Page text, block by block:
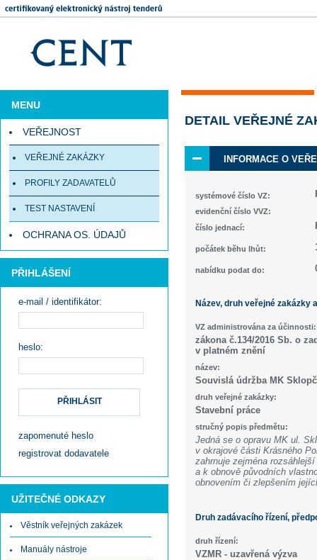
MENU
VEŘEJNOST
VEŘEJNÉ ZAKÁZKY
PROFILY ZADAVATELŮ
TEST NASTAVENÍ
OCHRANA OS. ÚDAJŮ
PŘIHLÁŠENÍ
e-mail / identifikátor:
heslo:
PŘIHLÁSIT
zapomenuté heslo
registrovat dodavatele
UŽITEČNÉ ODKAZY
Věstník veřejných zakázek
Manuály nástroje
DETAIL VEŘEJNÉ
INFORMACE O
systémové číslo VZ:
evidenční číslo VVZ:
číslo jednací:
počátek běhu lhůt:
nabídku podat do:
Název, druh veřejné zakázky
VZ administrována za účinnosti:
zákona č.134/2016 Sb. o
v platném znění
název:
Souvislá údržba MK
druh veřejné zakázky:
Stavební práce
stručný popis předmětu:
Jedná se o opravu MK ul.
v okrajové části Krásného
zahrnuje zejména
a k obnově původních
obnovením či zlepšením
Druh zadávacího řízení,
druh řízení:
VZMR - uzavřená výzva